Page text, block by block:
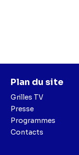
Plan du site
Grilles TV
Presse
Programmes
Contacts